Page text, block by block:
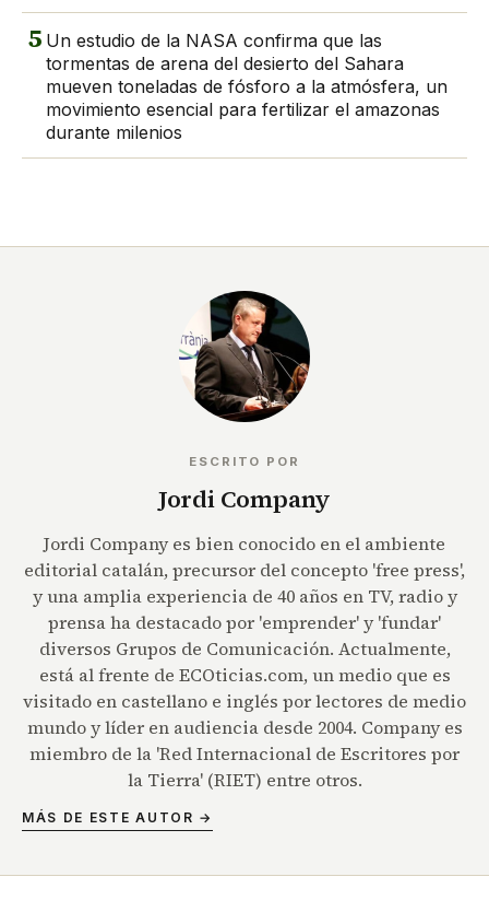
5 Un estudio de la NASA confirma que las
tormentas de arena del desierto del Sahara
mueven toneladas de fósforo a la atmósfera, un
movimiento esencial para fertilizar el amazonas
durante milenios
ESCRITO POR
Jordi Company
Jordi Company es bien conocido en el ambiente
editorial catalán, precursor del concepto 'free press',
y una amplia experiencia de 40 años en TV, radio y
prensa ha destacado por 'emprender' y 'fundar'
diversos Grupos de Comunicación. Actualmente,
está al frente de ECOticias.com, un medio que es
visitado en castellano e inglés por lectores de medio
mundo y líder en audiencia desde 2004. Company es
miembro de la 'Red Internacional de Escritores por
la Tierra' (RIET) entre otros.
MÁS DE ESTE AUTOR →